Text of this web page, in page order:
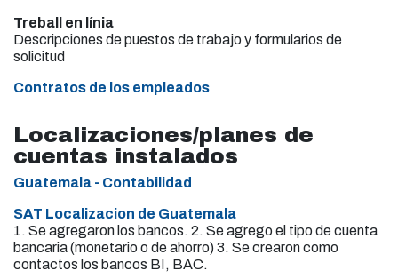
Treball en línia
Descripciones de puestos de trabajo y formularios de
solicitud
Contratos de los empleados
Localizaciones/planes de
cuentas instalados
Guatemala - Contabilidad
SAT Localizacion de Guatemala
1. Se agregaron los bancos. 2. Se agrego el tipo de cuenta
bancaria (monetario o de ahorro) 3. Se crearon como
contactos los bancos BI, BAC.